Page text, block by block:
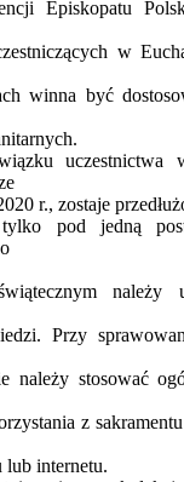
Episkopatu
w
winna być
uczestnictwa
r., zostaje
pod jedną
należy
Przy
należy stosować
z
lub internetu.